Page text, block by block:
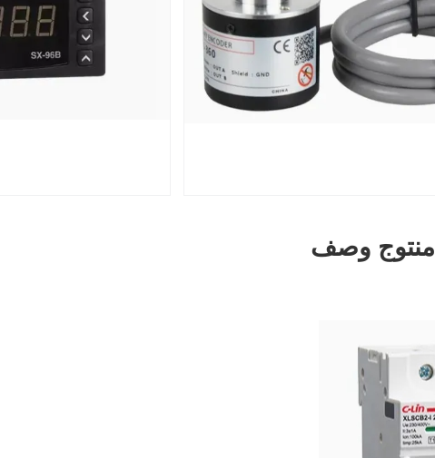
منتوج وصف